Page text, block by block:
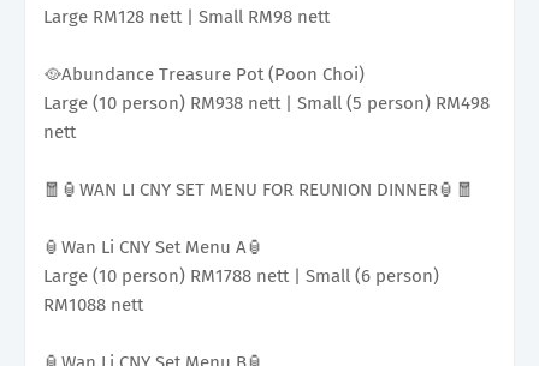
Large RM128 nett | Small RM98 nett
🥘Abundance Treasure Pot (Poon Choi)
Large (10 person) RM938 nett | Small (5 person) RM498
nett
🧧🏮WAN LI CNY SET MENU FOR REUNION DINNER🏮🧧
🏮Wan Li CNY Set Menu A🏮
Large (10 person) RM1788 nett | Small (6 person)
RM1088 nett